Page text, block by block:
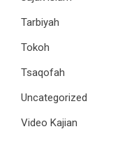
Tarbiyah
Tokoh
Tsaqofah
Uncategorized
Video Kajian